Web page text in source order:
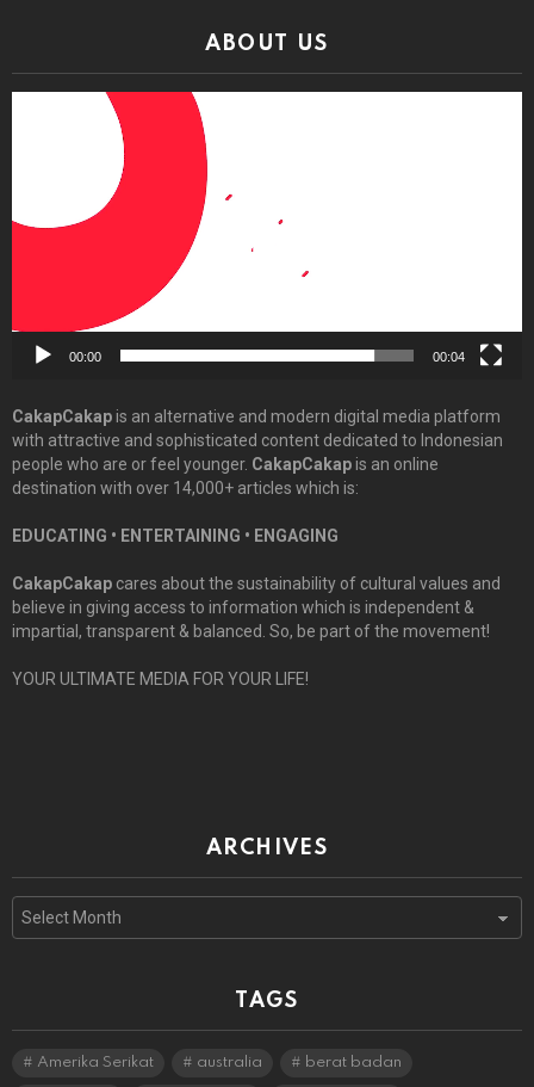
ABOUT US
00:00 00:04
CakapCakapis an alternative and modern digital media platform
with attractive and sophisticated content dedicated to Indonesian
people who are or feel younger. CakapCakapis an online
destination with over 14,000+ articles which is:
EDUCATING • ENTERTAINING • ENGAGING
CakapCakap cares about the sustainability of cultural values and
believe in giving access to information which is independent &
impartial, transparent & balanced. So, be part of the movement!
YOUR ULTIMATE MEDIA FOR YOUR LIFE!
ARCHIVES
Archives
TAGS
Amerika Serikat australia berat badan